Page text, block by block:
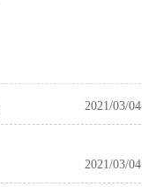
2021/03/04
2021/03/04